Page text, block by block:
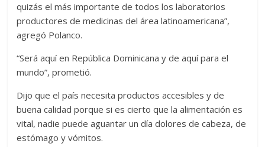
quizás el más importante de todos los laboratorios
productores de medicinas del área latinoamericana”,
agregó Polanco.
“Será aquí en República Dominicana y de aquí para el
mundo”, prometió.
Dijo que el país necesita productos accesibles y de
buena calidad porque si es cierto que la alimentación es
vital, nadie puede aguantar un día dolores de cabeza, de
estómago y vómitos.